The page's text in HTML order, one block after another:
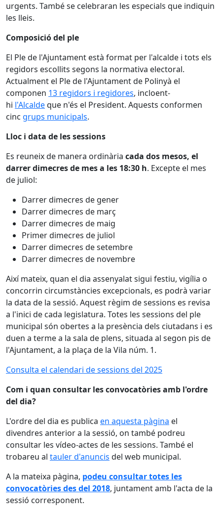
urgents. També se celebraran les especials que indiquin
les lleis.
Composició del ple
El Ple de l'Ajuntament està format per l'alcalde i tots els
regidors escollits segons la normativa electoral.
Actualment el Ple de l'Ajuntament de Polinyà el
componen 13 regidors i regidores, incloent-
hi l'Alcaldeque n'és el President. Aquests conformen
cinc grups municipals.
Lloc i data de les sessions
Es reuneix de manera ordinària cada dos mesos, el
darrer dimecres de mes a les 18:30 h. Excepte el mes
de juliol:
Darrer dimecres de gener
Darrer dimecres de març
Darrer dimecres de maig
Primer dimecres de juliol
Darrer dimecres de setembre
Darrer dimecres de novembre
Així mateix, quan el dia assenyalat sigui festiu, vigília o
concorrin circumstàncies excepcionals, es podrà variar
la data de la sessió. Aquest règim de sessions es revisa
a l'inici de cada legislatura. Totes les sessions del ple
municipal són obertes a la presència dels ciutadans i es
duen a terme a la sala de plens, situada al segon pis de
l'Ajuntament, a la plaça de la Vila núm. 1.
Consulta el calendari de sessions del 2025
Com i quan consultar les convocatòries amb l'ordre
del dia?
L'ordre del dia es publica en aquesta pàgina el
divendres anterior a la sessió, on també podreu
consultar les vídeo-actes de les sessions. També el
trobareu al tauler d'anuncis del web municipal.
A la mateixa pàgina, podeu consultar totes les
convocatòries des del 2018, juntament amb l'acta de la
sessió corresponent.